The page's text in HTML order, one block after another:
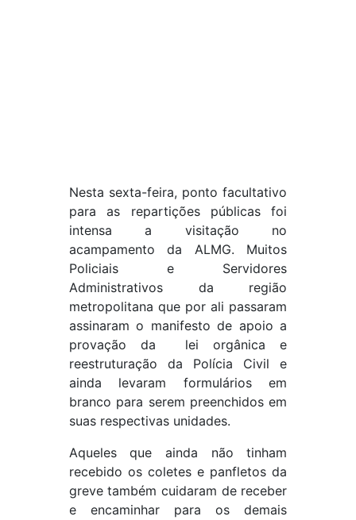
Nesta sexta-feira, ponto facultativo
para as repartições públicas foi
intensa a visitação no
acampamento da ALMG. Muitos
Policiais e Servidores
Administrativos da região
metropolitana que por ali passaram
assinaram o manifesto de apoio a
provação da lei orgânica e
reestruturação da Polícia Civil e
ainda levaram formulários em
branco para serem preenchidos em
suas respectivas unidades.
Aqueles que ainda não tinham
recebido os coletes e panfletos da
greve também cuidaram de receber
e encaminhar para os demais